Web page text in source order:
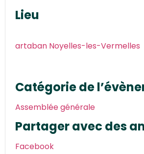
Lieu
artaban Noyelles-les-Vermelles
Catégorie de
Assemblée générale
Partager avec des
Facebook